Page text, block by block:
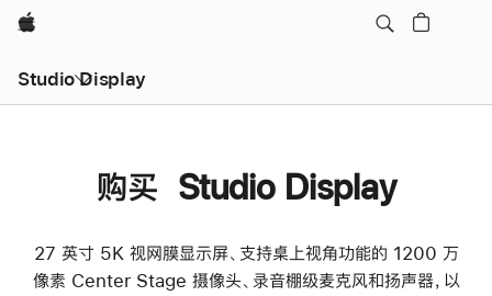
Apple
Studio Display
购买 Studio Display
27 英寸 5K 视网膜显示屏、支持桌上视角功能的 1200 万
像素 Center Stage 摄像头、录音棚级麦克风和扬声器，以